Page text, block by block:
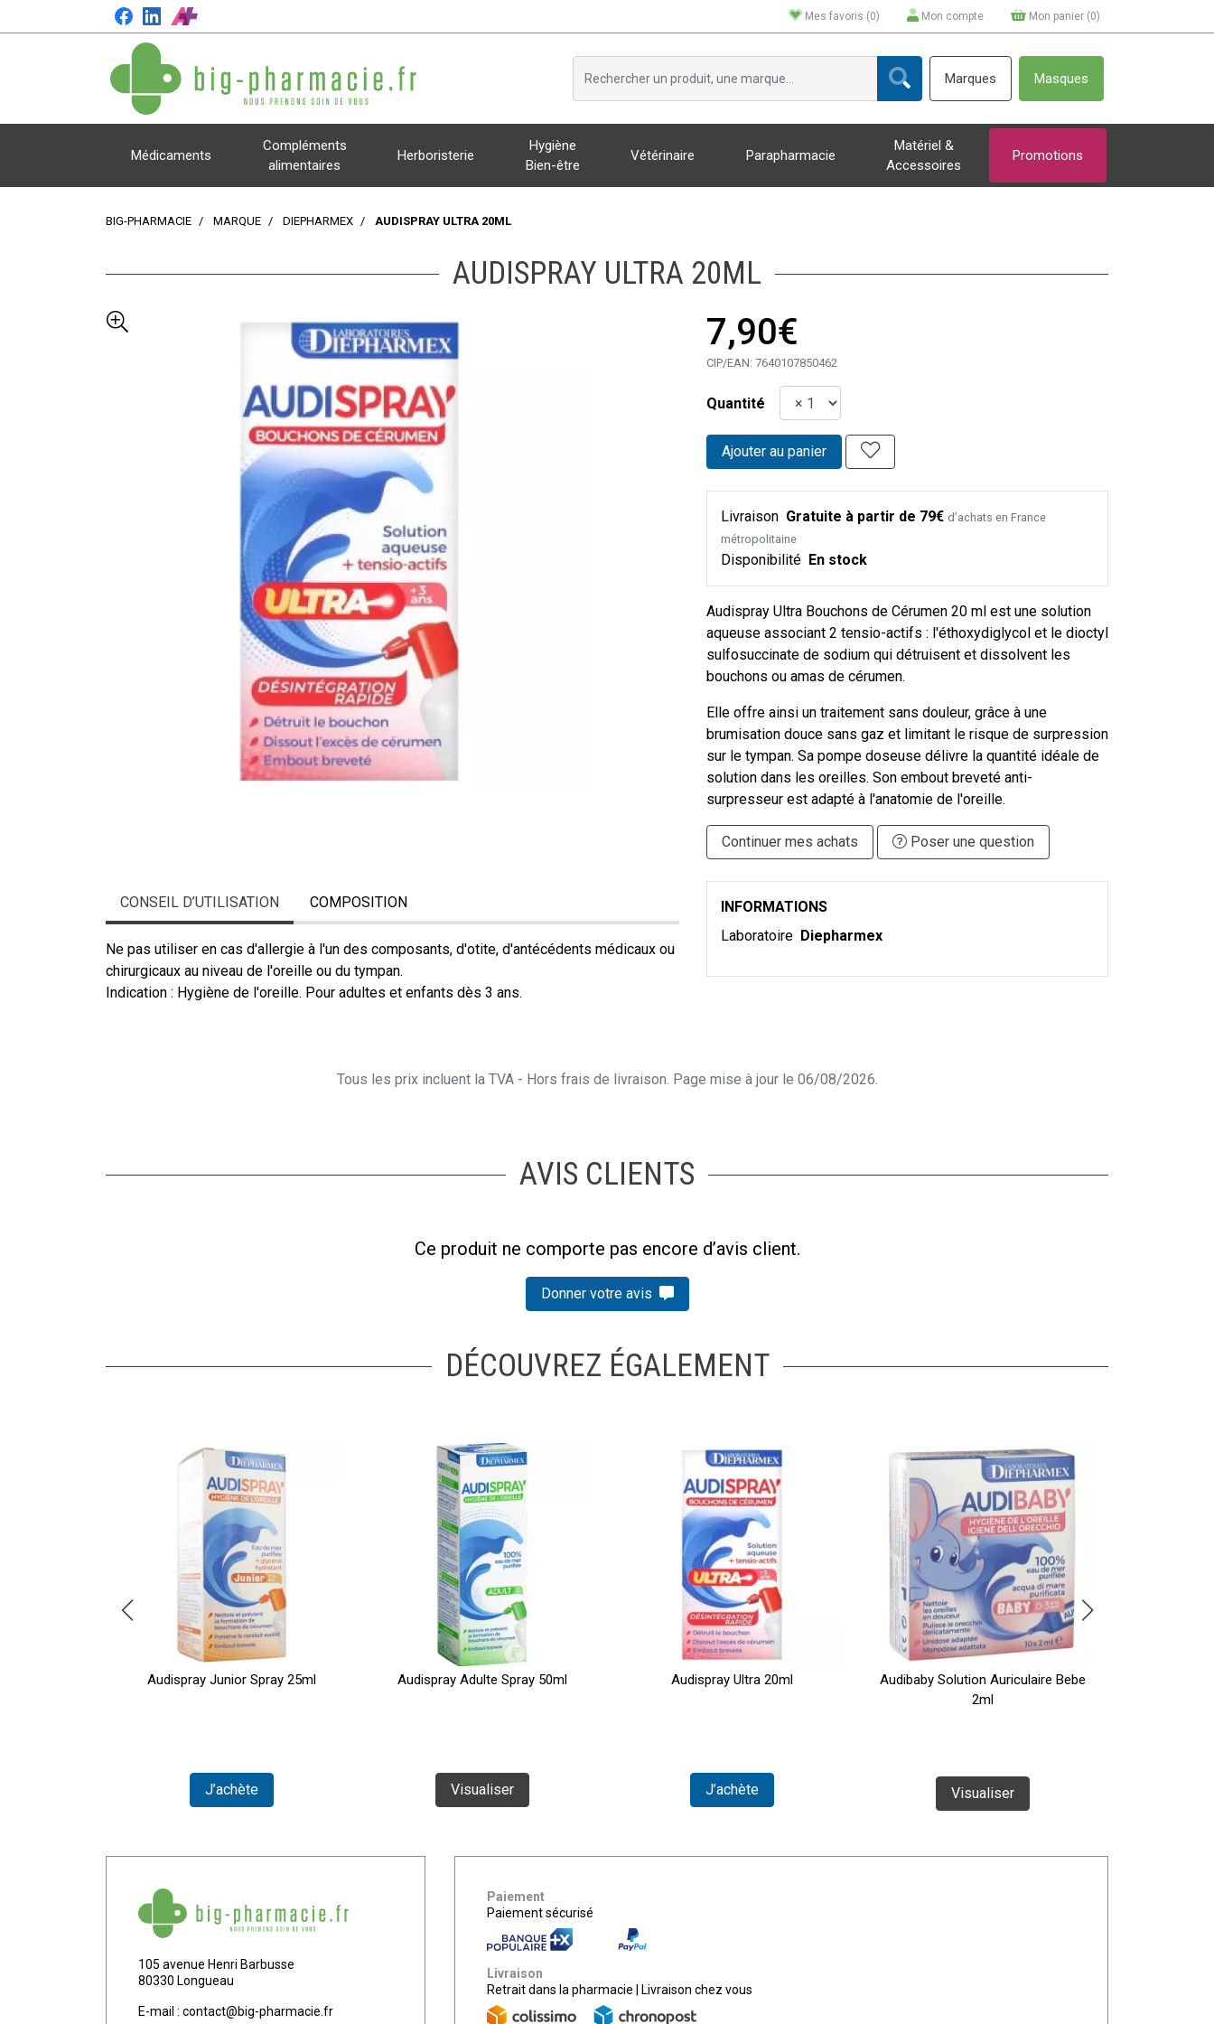
Mes favoris (0) Mon compte Mon panier (0)
Marques Masques
Médicaments
Compléments
alimentaires
Herboristerie
Hygiène
Bien-être
Vétérinaire Parapharmacie
Matériel &
Accessoires
Promotions
BIG-PHARMACIE MARQUE DIEPHARMEX AUDISPRAY ULTRA 20ML
AUDISPRAY ULTRA 20ML
7,90€
CIP/EAN: 7640107850462
Quantité
Ajouter au panier
Livraison Gratuite à partir de 79€ d’achats en France
métropolitaine
Disponibilité En stock
Audispray Ultra Bouchons de Cérumen 20 ml est une solution
aqueuse associant 2 tensio-actifs : l'éthoxydiglycol et le dioctyl
sulfosuccinate de sodium qui détruisent et dissolvent les
bouchons ou amas de cérumen.
Elle offre ainsi un traitement sans douleur, grâce à une
brumisation douce sans gaz et limitant le risque de surpression
sur le tympan. Sa pompe doseuse délivre la quantité idéale de
solution dans les oreilles. Son embout breveté anti-
surpresseur est adapté à l'anatomie de l'oreille.
Continuer mes achats Poser une question
CONSEIL D’UTILISATION COMPOSITION
Ne pas utiliser en cas d'allergie à l'un des composants, d'otite, d'antécédents médicaux ou
chirurgicaux au niveau de l'oreille ou du tympan.
Indication : Hygiène de l'oreille. Pour adultes et enfants dès 3 ans.
INFORMATIONS
Laboratoire Diepharmex
Tous les prix incluent la TVA - Hors frais de livraison. Page mise à jour le 06/08/2026.
AVIS CLIENTS
Ce produit ne comporte pas encore d’avis client.
Donner votre avis
DÉCOUVREZ ÉGALEMENT
Audispray Junior Spray 25ml
J’achète
Audispray Adulte Spray 50ml
Visualiser
Audispray Ultra 20ml
J’achète
Audibaby Solution Auriculaire Bebe
2ml
Visualiser
105 avenue Henri Barbusse
80330 Longueau
E-mail : contact@big-pharmacie.fr
Paiement
Paiement sécurisé
Livraison
Retrait dans la pharmacie
Livraison chez vous